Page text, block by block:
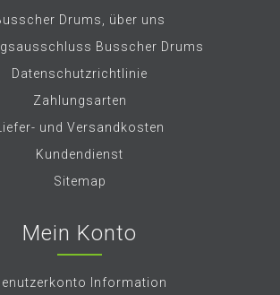
Drums, über uns
Busscher Drums
Datenschutzrichtlinie
Zahlungsarten
Liefer- und Versandkosten
Kundendienst
Sitemap
Mein Konto
Information